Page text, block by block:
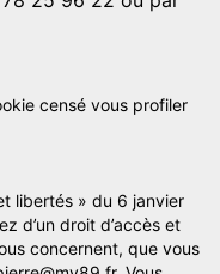
censé vous profiler
libertés » du 6 janvier
d’un droit d’accès et
concernent, que vous